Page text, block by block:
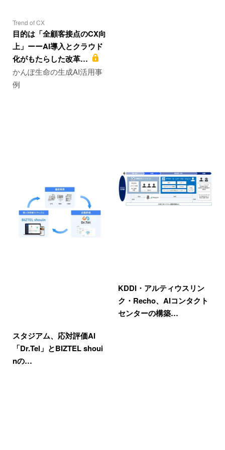
Trend of CX
目的は「全顧客接点のCX向
上」ーーAI導入とクラウド
化がもたらした改革…
かんぽ生命の生成AI活用事
例
スタジアム、応対評価AI
「Dr.Tel」とBIZTEL shoui
nの…
KDDI・アルティウスリン
ク・Recho、AIコンタクト
センターの構築…